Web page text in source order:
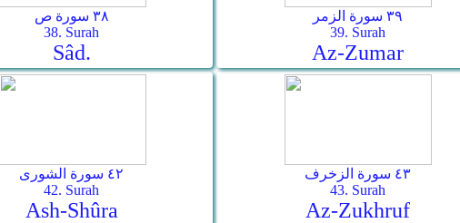
٣٨ سورة ص
38. Surah
Sâd.
٣٩ سورة الزمر
39. Surah
Az-Zumar
٤٢ سورة الشورى
42. Surah
Ash-Shûra
٤٣ سورة الزخرف
43. Surah
Az-Zukhruf